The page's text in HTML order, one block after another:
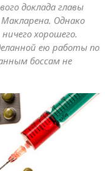
доклада главы
Однако
хорошего.
ею работы по
боссам не